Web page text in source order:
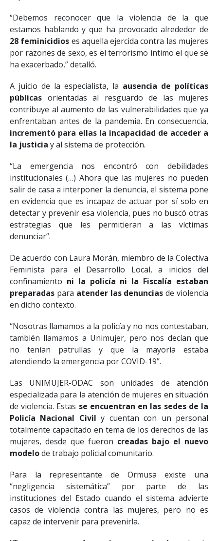
“Debemos reconocer que la violencia de la que
estamos hablando y que ha provocado alrededor de
28 feminicidios es aquella ejercida contra las mujeres
por razones de sexo, es el terrorismo íntimo el que se
ha exacerbado,” detalló.
A juicio de la especialista, la ausencia de políticas
públicas orientadas al resguardo de las mujeres
contribuye al aumento de las vulnerabilidades que ya
enfrentaban antes de la pandemia. En consecuencia,
incrementó para ellas la incapacidad de acceder a
la justicia y al sistema de protección.
“La emergencia nos encontró con debilidades
institucionales (…) Ahora que las mujeres no pueden
salir de casa a interponer la denuncia, el sistema pone
en evidencia que es incapaz de actuar por sí solo en
detectar y prevenir esa violencia, pues no buscó otras
estrategias que les permitieran a las víctimas
denunciar”.
De acuerdo con Laura Morán, miembro de la Colectiva
Feminista para el Desarrollo Local, a inicios del
confinamiento ni la policía ni la Fiscalía estaban
preparadas para atender las denuncias de violencia
en dicho contexto.
“Nosotras llamamos a la policía y no nos contestaban,
también llamamos a Unimujer, pero nos decían que
no tenían patrullas y que la mayoría estaba
atendiendo la emergencia por COVID-19”.
Las UNIMUJER-ODAC son unidades de atención
especializada para la atención de mujeres en situación
de violencia. Estas se encuentran en las sedes de la
Policía Nacional Civily cuentan con un personal
totalmente capacitado en tema de los derechos de las
mujeres, desde que fueron creadas bajo el nuevo
modelode trabajo policial comunitario.
Para la representante de Ormusa existe una
“negligencia sistemática” por parte de las
instituciones del Estado cuando el sistema advierte
casos de violencia contra las mujeres, pero no es
capaz de intervenir para prevenirla.